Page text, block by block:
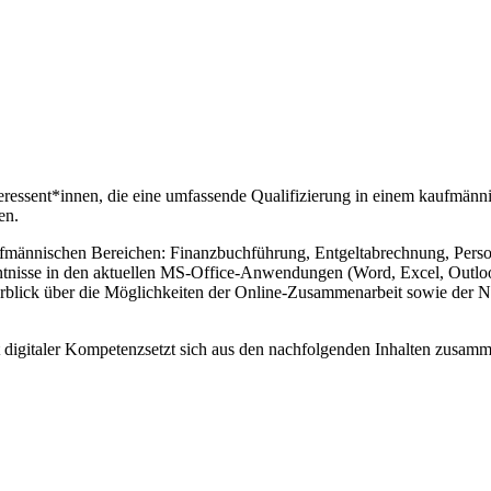
die eine umfassende Qualifizierung in einem
Bereichen: Finanzbuchführung, Entgeltabrechnung,
in den aktuellen MS-Office-Anwendungen (Word, Excel,
über die Möglichkeiten der Online-Zusammenarbeit sowie der
Kompetenzsetzt sich aus den nachfolgenden Inhalten